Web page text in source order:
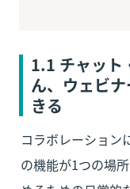
1.1 チャット
ん、ウェビ
きる
コラボレーション
の機能が1つの場